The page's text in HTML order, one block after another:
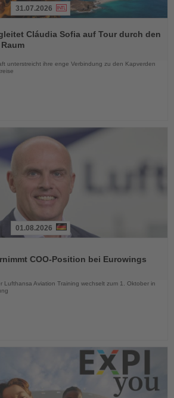
31.07.2026
Cláudia Sofia auf Tour durch den
unterstreicht ihre enge Verbindung zu den Kapverden
01.08.2026
COO-Position bei Eurowings
Lufthansa Aviation Training wechselt zum 1. Oktober in